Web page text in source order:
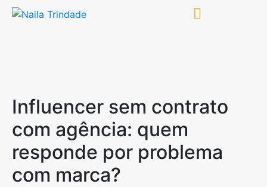
Influencer sem contrato
com agência: quem
responde por problema
com marca?